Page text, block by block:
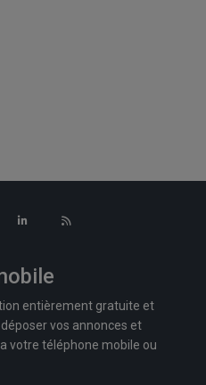
entièrement gratuite et
vos annonces et
votre téléphone mobile ou